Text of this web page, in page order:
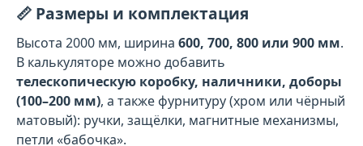
📏 Размеры и комплектация
Высота 2000 мм, ширина 600, 700, 800 или 900 мм.
В калькуляторе можно добавить
телескопическую коробку, наличники, доборы
(100–200 мм), а также фурнитуру (хром или чёрный
матовый): ручки, защёлки, магнитные механизмы,
петли «бабочка».